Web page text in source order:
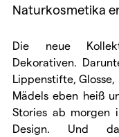
Naturkosmetika
Die neue
Dekorativen.
Lippenstifte,
Mädels eben heiß
Stories ab morgen
Design. Und